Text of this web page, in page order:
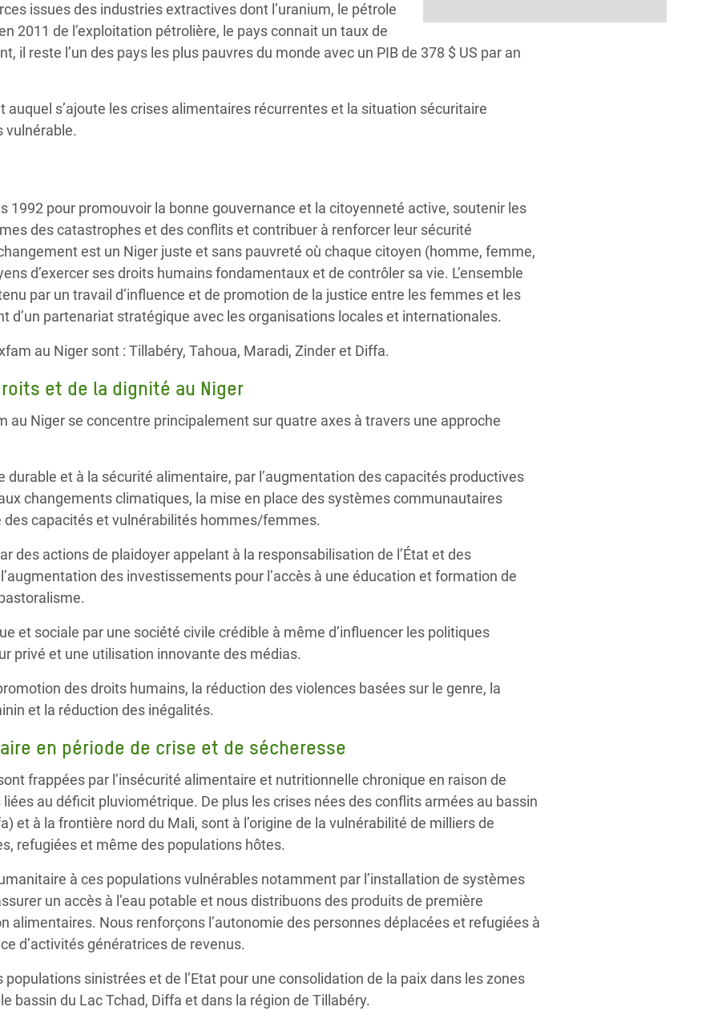
issues des industries extractives dont l’uranium, le pétrole
2011 de l’exploitation pétrolière, le pays connait un taux de
il reste l’un des pays les plus pauvres du monde avec un PIB de 378 $ US par an
auquel s’ajoute les crises alimentaires récurrentes et la situation sécuritaire
vulnérable.
1992 pour promouvoir la bonne gouvernance et la citoyenneté active, soutenir les
des catastrophes et des conflits et contribuer à renforcer leur sécurité
est un Niger juste et sans pauvreté où chaque citoyen (homme, femme,
d’exercer ses droits humains fondamentaux et de contrôler sa vie. L’ensemble
par un travail d’influence et de promotion de la justice entre les femmes et les
d’un partenariat stratégique avec les organisations locales et internationales.
au Niger sont : Tillabéry, Tahoua, Maradi, Zinder et Diffa.
et de la dignité au Niger
au Niger se concentre principalement sur quatre axes à travers une approche
durable et à la sécurité alimentaire, par l’augmentation des capacités productives
changements climatiques, la mise en place des systèmes communautaires
des capacités et vulnérabilités hommes/femmes.
des actions de plaidoyer appelant à la responsabilisation de l’État et des
des investissements pour l’accès à une éducation et formation de
et sociale par une société civile crédible à même d’influencer les politiques
privé et une utilisation innovante des médias.
des droits humains, la réduction des violences basées sur le genre, la
et la réduction des inégalités.
en période de crise et de sécheresse
frappées par l’insécurité alimentaire et nutritionnelle chronique en raison de
au déficit pluviométrique. De plus les crises nées des conflits armées au bassin
et à la frontière nord du Mali, sont à l’origine de la vulnérabilité de milliers de
refugiées et même des populations hôtes.
à ces populations vulnérables notamment par l’installation de systèmes
un accès à l’eau potable et nous distribuons des produits de première
alimentaires. Nous renforçons l’autonomie des personnes déplacées et refugiées à
d’activités génératrices de revenus.
sinistrées et de l’Etat pour une consolidation de la paix dans les zones
bassin du Lac Tchad, Diffa et dans la région de Tillabéry.